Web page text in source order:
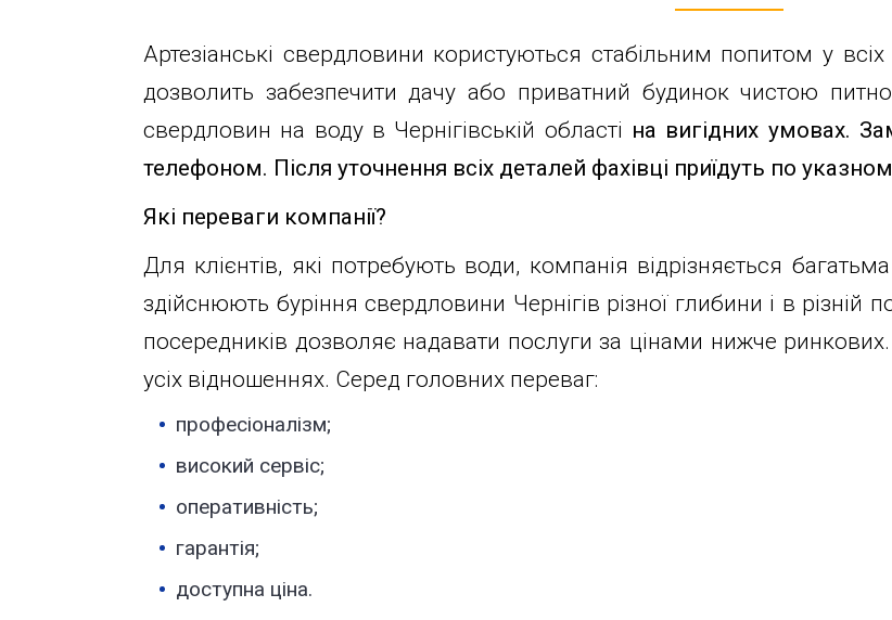
Юридичним
особам
Розрахунок
вартості
Новини
Артезіанські свердловини користуються стабільним попитом у
дозволить забезпечити дачу або приватний будинок чистою
свердловин на воду в Чернігівській області на вигідних умовах.
телефоном. Після уточнення всіх деталей фахівці приїдуть по
Які переваги компанії?
Для клієнтів, які потребують води, компанія відрізняється
здійснюють буріння свердловини Чернігів різної глибини і в різній
посередників дозволяє надавати послуги за цінами нижче
усіх відношеннях. Серед головних переваг:
професіоналізм;
високий сервіс;
оперативність;
гарантія;
доступна ціна.